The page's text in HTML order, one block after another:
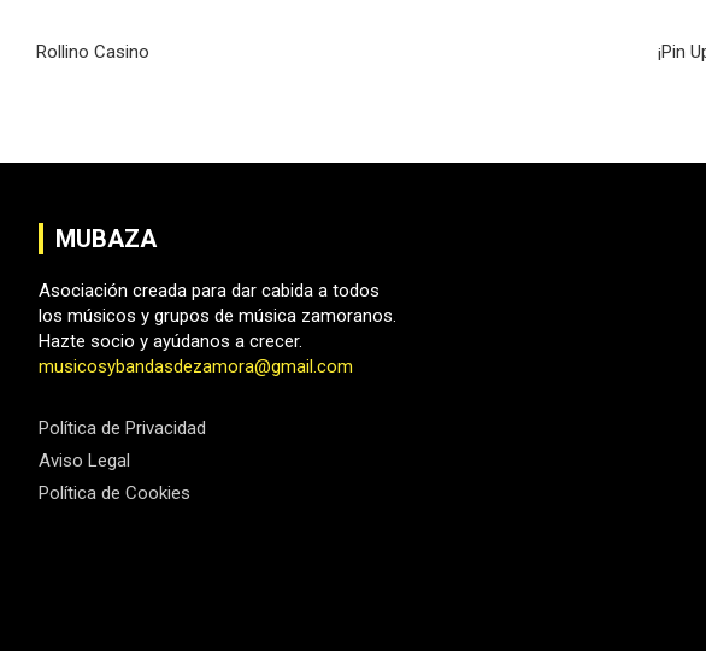
Rollino Casino
¡Pin
MUBAZA
Asociación creada para dar cabida a todos
los músicos y grupos de música zamoranos.
Hazte socio y ayúdanos a crecer.
musicosybandasdezamora@gmail.com
Política de Privacidad
Aviso Legal
Política de Cookies